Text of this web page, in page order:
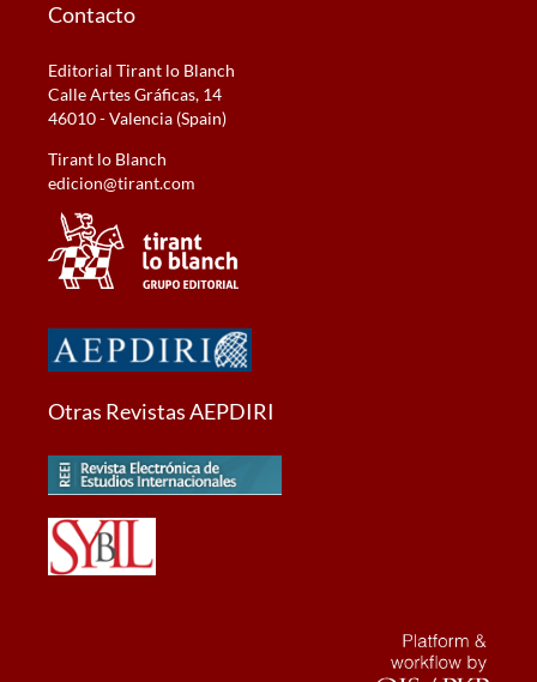
Contacto
Editorial Tirant lo Blanch
Calle Artes Gráficas, 14
46010 - Valencia (Spain)
Tirant lo Blanch
edicion@tirant.com
Otras Revistas AEPDIRI